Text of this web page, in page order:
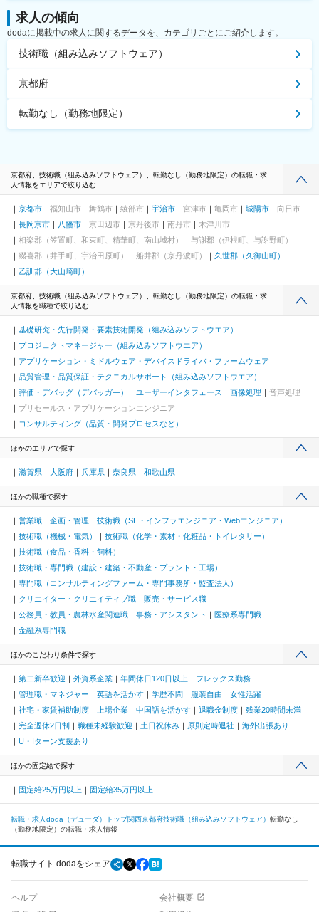
求人の傾向
dodaに掲載中の求人に関するデータを、カテゴリごとにご紹介します。
技術職（組み込みソフトウェア）
京都府
転勤なし（勤務地限定）
京都府、技術職（組み込みソフトウェア）、転勤なし（勤務地限定）の転職・求
人情報をエリアで絞り込む
京都市 福知山市 舞鶴市 綾部市 宇治市 宮津市 亀岡市 城陽市
向日市
長岡京市
八幡市 京田辺市 京丹後市 南丹市
木津川市
相楽郡（笠置町、和束町、精華町、南山城村）
与謝郡（伊根町、与謝野町）
綴喜郡（井手町、宇治田原町）
船井郡（京丹波町）
久世郡（久御山町）
乙訓郡（大山崎町）
京都府、技術職（組み込みソフトウェア）、転勤なし（勤務地限定）の転職・求
人情報を職種で絞り込む
基礎研究・先行開発・要素技術開発（組み込みソフトウエア）
プロジェクトマネージャー（組み込みソフトウエア）
アプリケーション・ミドルウェア・デバイスドライバ・ファームウェア
品質管理・品質保証・テクニカルサポート（組み込みソフトウエア）
評価・デバッグ（デバッガ―）
ユーザーインタフェース 画像処理
音声処理
プリセールス・アプリケーションエンジニア
コンサルティング（品質・開発プロセスなど）
ほかのエリアで探す
滋賀県 大阪府 兵庫県 奈良県 和歌山県
ほかの職種で探す
営業職 企画・管理
技術職（SE・インフラエンジニア・Webエンジニア）
技術職（機械・電気）
技術職（化学・素材・化粧品・トイレタリー）
技術職（食品・香料・飼料）
技術職・専門職（建設・建築・不動産・プラント・工場）
専門職（コンサルティングファーム・専門事務所・監査法人）
クリエイター・クリエイティブ職
販売・サービス職
公務員・教員・農林水産関連職
事務・アシスタント
医療系専門職
金融系専門職
ほかのこだわり条件で探す
第二新卒歓迎 外資系企業 年間休日120日以上
フレックス勤務
管理職・マネジャー
英語を活かす 学歴不問 服装自由
女性活躍
社宅・家賃補助制度
上場企業 中国語を活かす 退職金制度
残業20時間未満
完全週休2日制
職種未経験歓迎 土日祝休み 原則定時退社
海外出張あり
U・Iターン支援あり
ほかの固定給で探す
固定給25万円以上 固定給35万円以上
転職・求人doda（デューダ）トップ関西京都府技術職（組み込みソフトウェア） 転勤なし
（勤務地限定）の転職・求人情報
転職サイト dodaをシェア
ヘルプ
会社概要